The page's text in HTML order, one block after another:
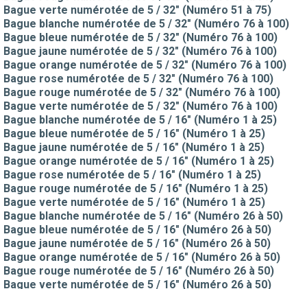
Bague verte numérotée de 5 / 32" (Numéro 51 à 75)
Bague blanche numérotée de 5 / 32" (Numéro 76 à 100)
Bague bleue numérotée de 5 / 32" (Numéro 76 à 100)
Bague jaune numérotée de 5 / 32" (Numéro 76 à 100)
Bague orange numérotée de 5 / 32" (Numéro 76 à 100)
Bague rose numérotée de 5 / 32" (Numéro 76 à 100)
Bague rouge numérotée de 5 / 32" (Numéro 76 à 100)
Bague verte numérotée de 5 / 32" (Numéro 76 à 100)
Bague blanche numérotée de 5 / 16" (Numéro 1 à 25)
Bague bleue numérotée de 5 / 16" (Numéro 1 à 25)
Bague jaune numérotée de 5 / 16" (Numéro 1 à 25)
Bague orange numérotée de 5 / 16" (Numéro 1 à 25)
Bague rose numérotée de 5 / 16" (Numéro 1 à 25)
Bague rouge numérotée de 5 / 16" (Numéro 1 à 25)
Bague verte numérotée de 5 / 16" (Numéro 1 à 25)
Bague blanche numérotée de 5 / 16" (Numéro 26 à 50)
Bague bleue numérotée de 5 / 16" (Numéro 26 à 50)
Bague jaune numérotée de 5 / 16" (Numéro 26 à 50)
Bague orange numérotée de 5 / 16" (Numéro 26 à 50)
Bague rouge numérotée de 5 / 16" (Numéro 26 à 50)
Bague verte numérotée de 5 / 16" (Numéro 26 à 50)